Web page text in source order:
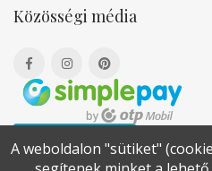
Közösségi média
A weboldalon "sütiket"